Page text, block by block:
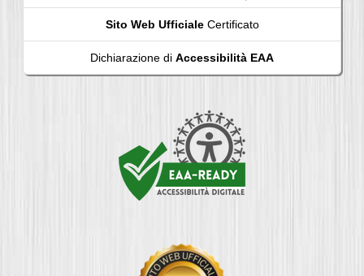
Sito Web UfficialeCertificato
Dichiarazione di Accessibilità EAA